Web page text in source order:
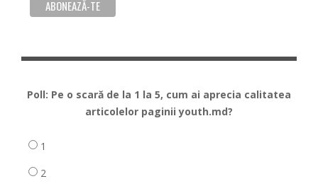
Poll: Pe o scară de la 1 la 5, cum ai aprecia calitatea
articolelor paginii youth.md?
1
2